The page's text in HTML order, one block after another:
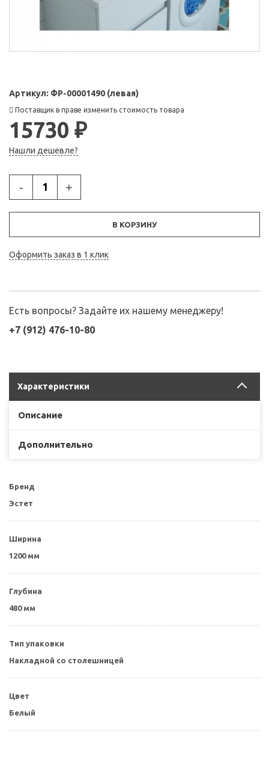
Артикул: ФР-00001490 (левая)
Поставщик в праве изменить стоимость товара
15730 ₽
Нашли дешевле?
- +
В КОРЗИНУ
Оформить заказ в 1 клик
Есть вопросы? Задайте их нашему менеджеру!
+7 (912) 476-10-80
Характеристики
Описание
Дополнительно
Бренд
Эстет
Ширина
1200 мм
Глубина
480 мм
Тип упаковки
Накладной со столешницей
Цвет
Белый